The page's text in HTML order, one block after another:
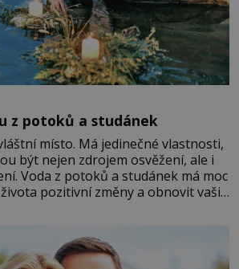
z potoků a studánek
místo. Má jedinečné vlastnosti,
být nejen zdrojem osvěžení, ale i
Voda z potoků a studánek má moc
pozitivní změny a obnovit vaši
rituály a přinést do svého života
Je důležité